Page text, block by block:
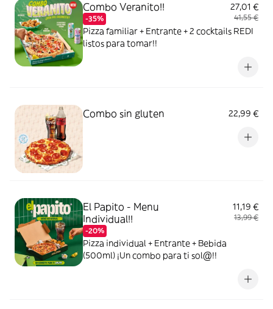
Combo Veranito!!
-35%
27,01 €
41,55 €
Pizza familiar + Entrante + 2 cocktails REDI
listos para tomar!!
Combo sin gluten 22,99 €
El Papito - Menu
Individual!!
-20%
11,19 €
13,99 €
Pizza individual + Entrante + Bebida
(500ml) ¡Un combo para ti sol@!!